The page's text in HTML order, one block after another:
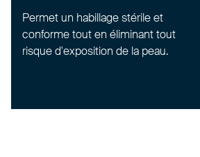
Permet un habillage stérile et
conforme tout en éliminant tout
risque d'exposition de la peau.